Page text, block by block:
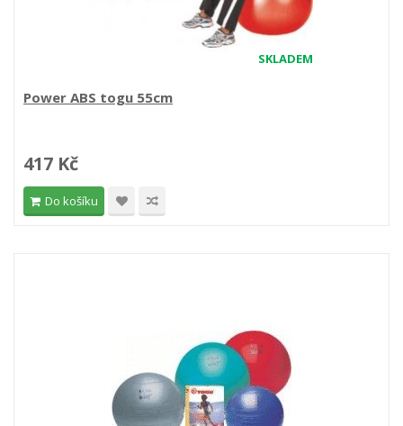
SKLADEM
Power ABS togu 55cm
417 Kč
Do košíku